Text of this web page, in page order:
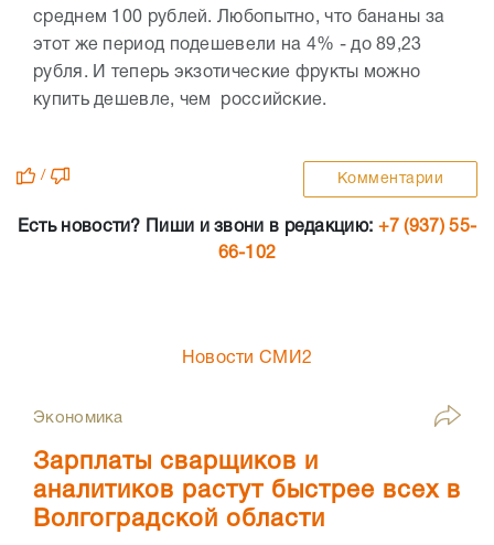
среднем 100 рублей. Любопытно, что бананы за
этот же период подешевели на 4% - до 89,23
рубля. И теперь экзотические фрукты можно
купить дешевле, чем российские.
/ Комментарии
Есть новости? Пиши и звони в редакцию: +7 (937) 55-
66-102
Новости СМИ2
Экономика
Зарплаты сварщиков и
аналитиков растут быстрее всех в
Волгоградской области